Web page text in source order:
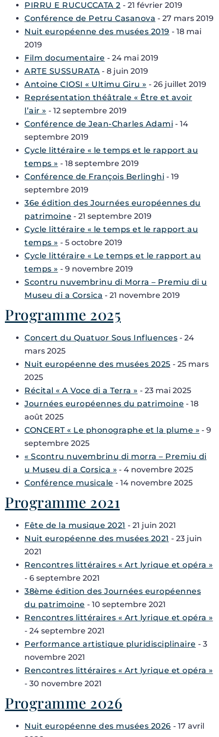
PIRRU E RUCUCCATA 2 - 21 février 2019
Conférence de Petru Casanova - 27 mars 2019
Nuit européenne des musées 2019 - 18 mai
2019
Film documentaire - 24 mai 2019
ARTE SUSSURATA - 8 juin 2019
Antoine CIOSI « Ultimu Giru » - 26 juillet 2019
Représentation théâtrale « Être et avoir
l’air » - 12 septembre 2019
Conférence de Jean-Charles Adami - 14
septembre 2019
Cycle littéraire « le temps et le rapport au
temps » - 18 septembre 2019
Conférence de François Berlinghi - 19
septembre 2019
36e édition des Journées européennes du
patrimoine - 21 septembre 2019
Cycle littéraire « le temps et le rapport au
temps » - 5 octobre 2019
Cycle littéraire « Le temps et le rapport au
temps » - 9 novembre 2019
Scontru nuvembrinu di Morra – Premiu di u
Museu di a Corsica - 21 novembre 2019
Programme 2025
Concert du Quatuor Sous Influences - 24
mars 2025
Nuit européenne des musées 2025 - 25 mars
2025
Récital « A Voce di a Terra » - 23 mai 2025
Journées européennes du patrimoine - 18
août 2025
CONCERT « Le phonographe et la plume » - 9
septembre 2025
« Scontru nuvembrinu di morra – Premiu di
u Museu di a Corsica » - 4 novembre 2025
Conférence musicale - 14 novembre 2025
Programme 2021
Fête de la musique 2021 - 21 juin 2021
Nuit européenne des musées 2021 - 23 juin
2021
Rencontres littéraires « Art lyrique et opéra »
- 6 septembre 2021
38ème édition des Journées européennes
du patrimoine - 10 septembre 2021
Rencontres littéraires « Art lyrique et opéra »
- 24 septembre 2021
Performance artistique pluridisciplinaire - 3
novembre 2021
Rencontres littéraires « Art lyrique et opéra »
- 30 novembre 2021
Programme 2026
Nuit européenne des musées 2026 - 17 avril